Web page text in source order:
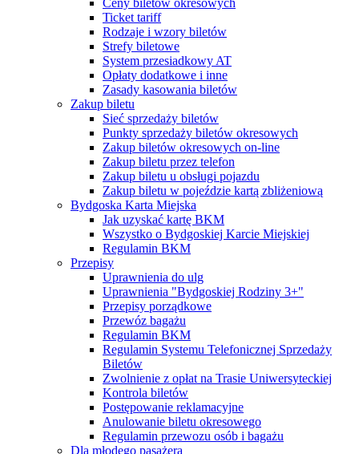
Ticket tariff
Rodzaje i wzory biletów
Strefy biletowe
System przesiadkowy AT
Opłaty dodatkowe i inne
Zasady kasowania biletów
Zakup biletu
Sieć sprzedaży biletów
Punkty sprzedaży biletów okresowych
Zakup biletów okresowych on-line
Zakup biletu przez telefon
Zakup biletu u obsługi pojazdu
Zakup biletu w pojeździe kartą zbliżeniową
Bydgoska Karta Miejska
Jak uzyskać kartę BKM
Wszystko o Bydgoskiej Karcie Miejskiej
Regulamin BKM
Przepisy
Uprawnienia do ulg
Uprawnienia "Bydgoskiej Rodziny 3+"
Przepisy porządkowe
Przewóz bagażu
Regulamin BKM
Regulamin Systemu Telefonicznej Sprzedaży
Biletów
Zwolnienie z opłat na Trasie Uniwersyteckiej
Kontrola biletów
Postępowanie reklamacyjne
Anulowanie biletu okresowego
Regulamin przewozu osób i bagażu
Dla młodego pasażera